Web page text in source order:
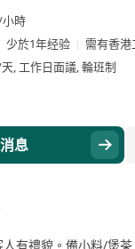
小時
少於1年经验
需有香
, 工作日面議, 輪班制
息
有禮貌。備小料/煲